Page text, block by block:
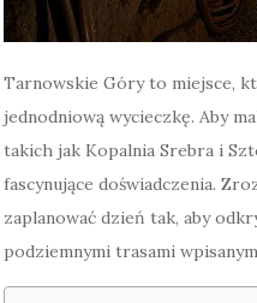
Tarnowskie Góry to miejsce,
jednodniową wycieczkę. Aby
takich jak Kopalnia Srebra i
fascynujące doświadczenia.
zaplanować dzień tak, aby
podziemnymi trasami